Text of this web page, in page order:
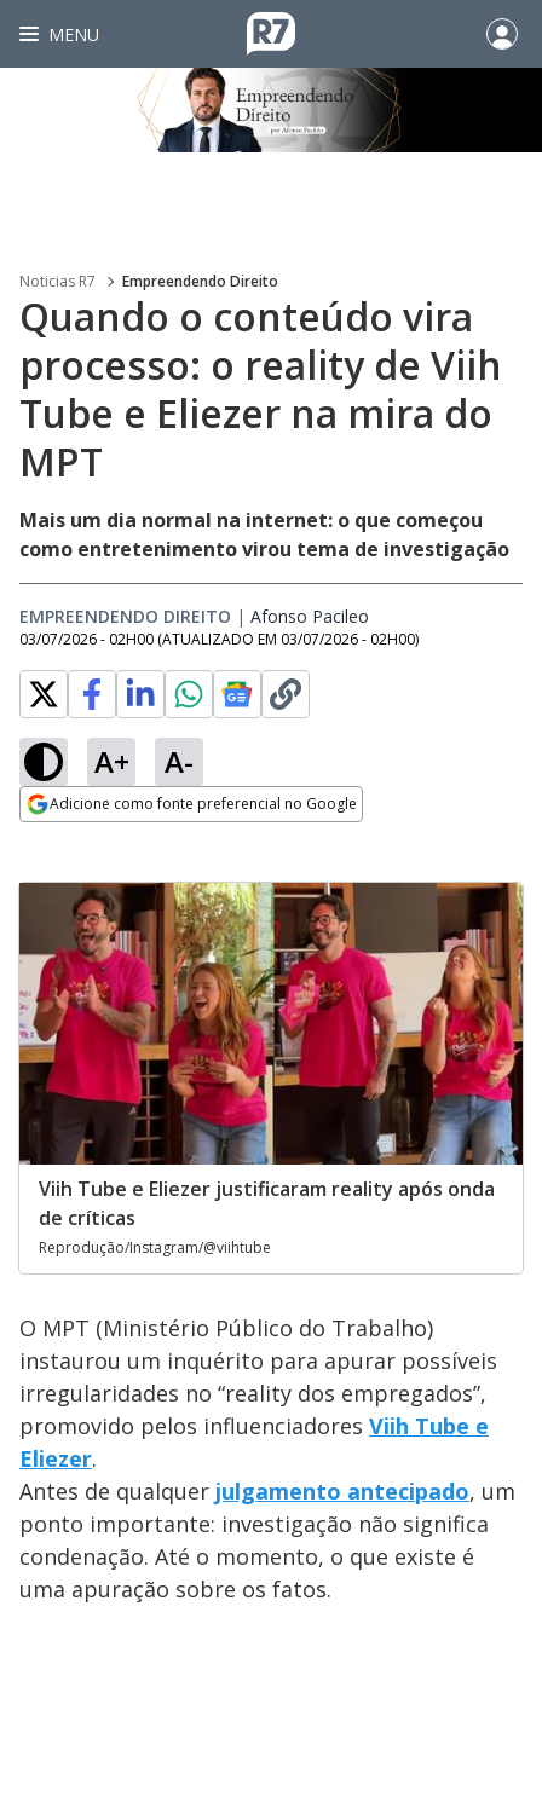
MENU
Noticias R7 Empreendendo Direito
Quando o conteúdo vira
processo: o reality de Viih
Tube e Eliezer na mira do
MPT
Mais um dia normal na internet: o que começou
como entretenimento virou tema de investigação
EMPREENDENDO DIREITO | Afonso Pacileo
03/07/2026 - 02H00 (ATUALIZADO EM 03/07/2026 - 02H00)
A+ A-
Adicione como fonte preferencial no Google
Viih Tube e Eliezer justificaram reality após onda
de críticas
Reprodução/Instagram/@viihtube
O MPT (Ministério Público do Trabalho)
instaurou um inquérito para apurar possíveis
irregularidades no “reality dos empregados”,
promovido pelos influenciadores Viih Tube e
Eliezer.
Antes de qualquer julgamento antecipado, um
ponto importante: investigação não significa
condenação. Até o momento, o que existe é
uma apuração sobre os fatos.